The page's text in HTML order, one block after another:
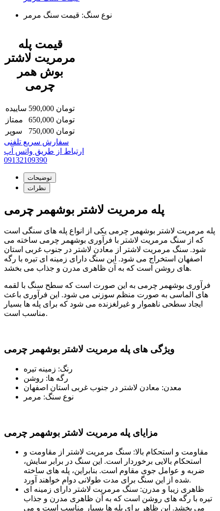
نوع سنگ: قیمت سنگ مرمر
قیمت پله
مرمریت لاشتر
بوش همر
چرمی
ساییده 590,000 تومان
ممتاز
650,000 تومان
سوپر
750,000 تومان
سفارش سریع تلفنی
ارتباط از طریق واتس آپ
09132109390
توضیحات
نظرات
پله مرمریت لاشتر بوشهمر چرمی
پله مرمریت لاشتر بوشهمر چرمی یکی از انواع پله های سنگی است
که از سنگ مرمریت لاشتر با فرآوری بوشهمر چرمی ساخته می
شود. سنگ مرمریت لاشتر از معادن لاشتر در جنوب غربی استان
اصفهان استخراج می شود. این سنگ دارای زمینه ای تیره با رگه
های روشن است که به آن ظاهری مدرن و جذاب می بخشد.
فرآوری بوشهمر چرمی به این صورت است که سطح سنگ با لقمه
های الماسی به صورت منظم سوزنی می شود. این فرآوری باعث
ایجاد سطحی ناهموار و غیرلغزنده می شود که برای پله ها بسیار
مناسب است.
ویژگی های پله مرمریت لاشتر بوشهمر چرمی
رنگ: زمینه تیره
رگه ها: روشن
معدن: معادن لاشتر در جنوب غربی استان اصفهان
نوع سنگ: مرمر
مزایای پله مرمریت لاشتر بوشهمر چرمی
مقاومت و استحکام بالا: سنگ مرمریت لاشتر از مقاومت و
استحکام بالایی برخوردار است. این سنگ در برابر سایش،
ضربه و عوامل جوی مقاوم است. بنابراین، پله های ساخته
شده از این سنگ برای مدت طولانی دوام خواهند آورد.
ظاهری زیبا و مدرن: سنگ مرمریت لاشتر دارای زمینه ای
تیره با رگه های روشن است که به آن ظاهری مدرن و جذاب
می بخشد. این ظاهر برای پله ها بسیار مناسب است و می